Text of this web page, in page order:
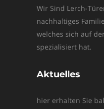
Wir Sind Lerch-
nachhaltiges
welches sich auf
spezialisiert hat.
Aktuelles
hier erhalten Sie